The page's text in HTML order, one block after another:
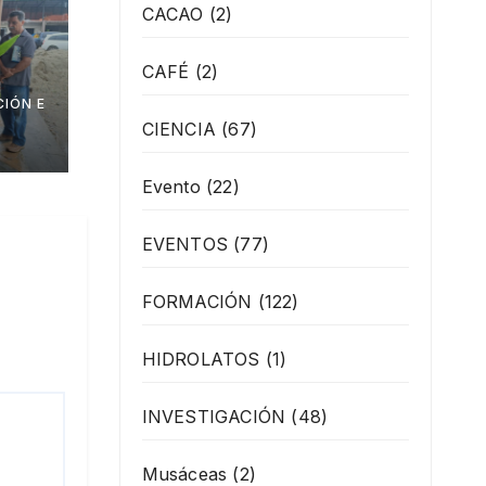
E
CACAO (2)
CAFÉ (2)
CIENCIA (67)
Evento (22)
EVENTOS (77)
FORMACIÓN (122)
HIDROLATOS (1)
INVESTIGACIÓN (48)
Musáceas (2)